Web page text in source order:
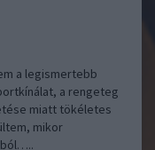
a legismertebb
a rengeteg
miatt tökéletes
mikor